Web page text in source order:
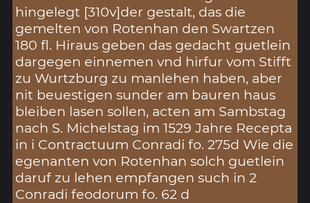
hingelegt [310v]der gestalt, das die
gemelten von Rotenhan den Swartzen
180 fl. Hiraus geben das gedacht guetlein
dargegen einnemen vnd hirfur vom Stifft
zu Wurtzburg zu manlehen haben, aber
nit beuestigen sunder am bauren haus
bleiben lasen sollen, acten am Sambstag
nach S. Michelstag im 1529 Jahre Recepta
in i Contractuum Conradi fo. 275d Wie die
egenanten von Rotenhan solch guetlein
daruf zu lehen empfangen such in 2
Conradi feodorum fo. 62 d